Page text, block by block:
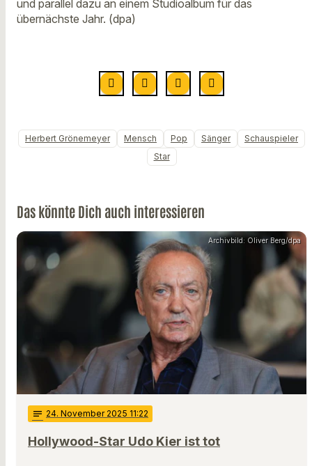
und parallel dazu an einem Studioalbum für das
übernächste Jahr. (dpa)
Herbert Grönemeyer Mensch Pop Sänger
Schauspieler
Star
Das könnte Dich auch interessieren
Archivbild: Oliver Berg/dpa
notes 24. November 2025 11:22
Hollywood-Star Udo Kier ist tot